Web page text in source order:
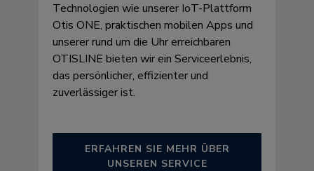
Technologien wie unserer IoT-Plattform
Otis ONE, praktischen mobilen Apps und
unserer rund um die Uhr erreichbaren
OTISLINE bieten wir ein Serviceerlebnis,
das persönlicher, effizienter und
zuverlässiger ist.
ERFAHREN SIE MEHR ÜBER
UNSEREN SERVICE